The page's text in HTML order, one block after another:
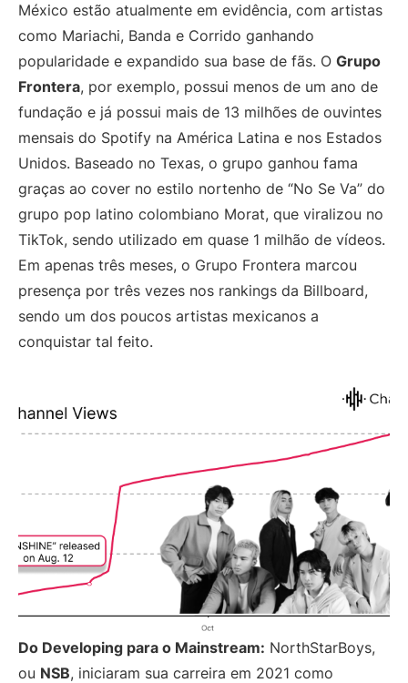
México estão atualmente em evidência, com artistas
como Mariachi, Banda e Corrido ganhando
popularidade e expandido sua base de fãs. O Grupo
Frontera, por exemplo, possui menos de um ano de
fundação e já possui mais de 13 milhões de ouvintes
mensais do Spotify na América Latina e nos Estados
Unidos. Baseado no Texas, o grupo ganhou fama
graças ao cover no estilo nortenho de “No Se Va” do
grupo pop latino colombiano Morat, que viralizou no
TikTok, sendo utilizado em quase 1 milhão de vídeos.
Em apenas três meses, o Grupo Frontera marcou
presença por três vezes nos rankings da Billboard,
sendo um dos poucos artistas mexicanos a
conquistar tal feito.
Do Developing para o Mainstream: NorthStarBoys,
ou NSB, iniciaram sua carreira em 2021 como